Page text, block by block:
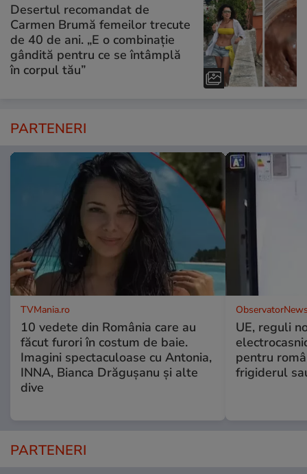
Desertul recomandat de
Carmen Brumă femeilor trecute
de 40 de ani. „E o combinație
gândită pentru ce se întâmplă
în corpul tău”
PARTENERI
TVMania.ro
10 vedete din România care au
făcut furori în costum de baie.
Imagini spectaculoase cu Antonia,
INNA, Bianca Drăgușanu și alte
dive
UE, reguli
pentru
frigiderul
PARTENERI